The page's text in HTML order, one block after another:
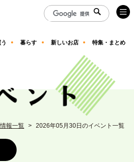
暮らす 新しいお店 特集・まとめ
報一覧 2026年05月30日のイベント一覧